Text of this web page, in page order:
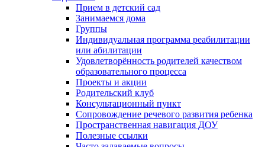
Прием в детский сад
Занимаемся дома
Группы
Индивидуальная программа реабилитации
или абилитации
Удовлетворённость родителей качеством
образовательного процесса
Проекты и акции
Родительский клуб
Консультационный пункт
Сопровождение речевого развития ребенка
Пространственная навигация ДОУ
Полезные ссылки